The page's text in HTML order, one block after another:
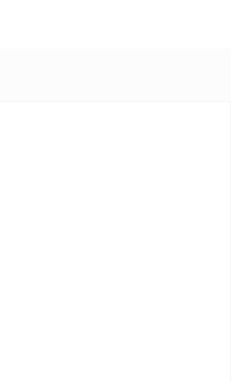
z 5 hvězdiček.
z 5 hvězdiček.